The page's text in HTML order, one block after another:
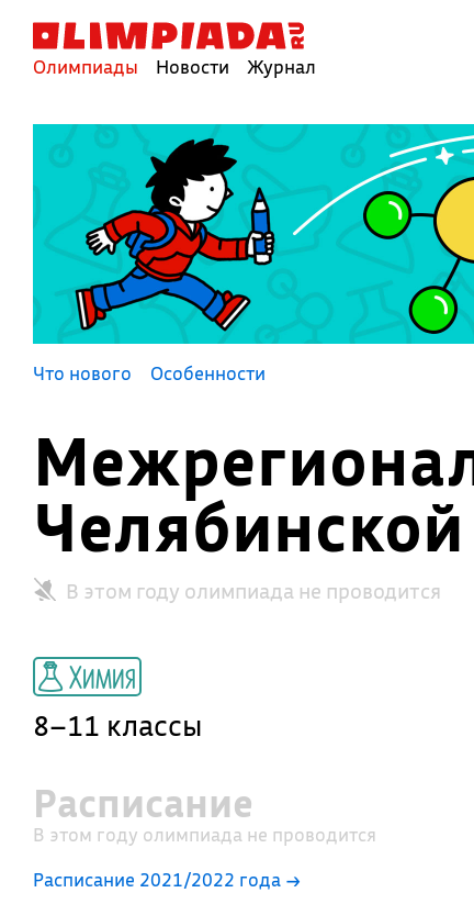
Олимпиады Новости Журнал
Что нового Особенности
В этом году олимпиада не проводится
Химия
8–11 классы
Расписание
В этом году олимпиада не проводится
Расписание 2021/2022 года →